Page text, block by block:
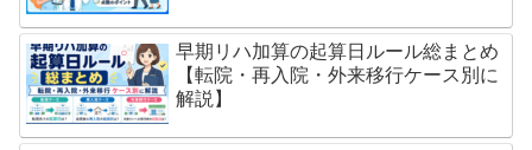
早期リハ加算の起算日ルール総まとめ
【転院・再入院・外来移行ケース別に
解説】